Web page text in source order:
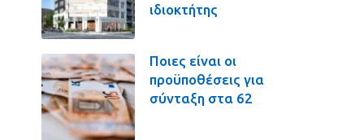
ιδιοκτήτης
Ποιες είναι οι
προϋποθέσεις για
σύνταξη στα 62